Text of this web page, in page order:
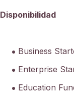
Disponibilidad
Business
Enterprise
Education